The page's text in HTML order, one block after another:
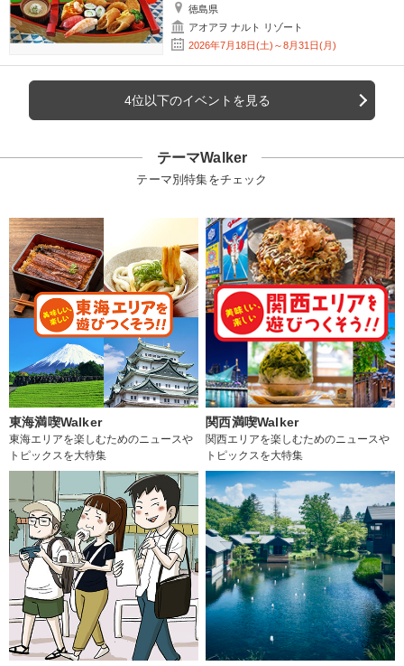
徳島県
アオアヲ ナルト リゾート
2026年7月18日(土)～8月31日(月)
4位以下のイベントを見る
テーマWalker
テーマ別特集をチェック
東海満喫Walker
東海エリアを楽しむためのニュースや
トピックスを大特集
関西満喫Walker
関西エリアを楽しむためのニュースや
トピックスを大特集